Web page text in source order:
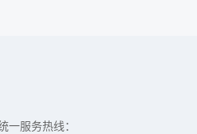
一服务热线：